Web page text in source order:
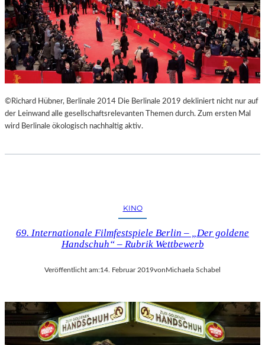
R
I
G
E
R
S
“
I
E
R
E
H
O
M
©Richard Hübner, Berlinale 2014 Die Berlinale 2019 dekliniert nicht nur auf
der Leinwand alle gesellschaftsrelevanten Themen durch. Zum ersten Mal
wird Berlinale ökologisch nachhaltig aktiv.
KINO
69. Internationale Filmfestspiele Berlin – „Der goldene
Handschuh“ – Rubrik Wettbewerb
Veröffentlicht am:14. Februar 2019vonMichaela Schabel